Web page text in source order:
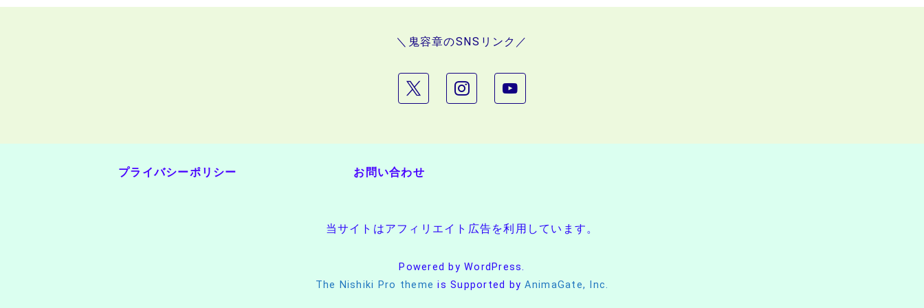
＼鬼容章のSNSリンク／
プライバシーポリシー お問い合わせ
当サイトはアフィリエイト広告を利用しています。
Powered by WordPress.
The Nishiki Pro theme is Supported byAnimaGate, Inc.